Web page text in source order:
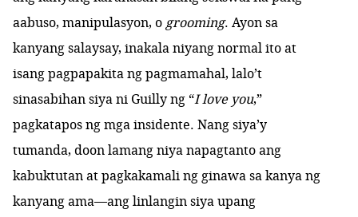
aabuso, manipulasyon, o grooming. Ayon sa
kanyang salaysay, inakala niyang normal ito at
isang pagpapakita ng pagmamahal, lalo’t
sinasabihan siya ni Guilly ng “I love you,”
pagkatapos ng mga insidente. Nang siya’y
tumanda, doon lamang niya napagtanto ang
kabuktutan at pagkakamali ng ginawa sa kanya ng
kanyang ama—ang linlangin siya upang